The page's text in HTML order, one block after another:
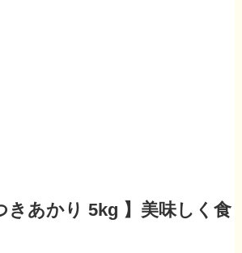
きあかり 5kg 】美味しく食